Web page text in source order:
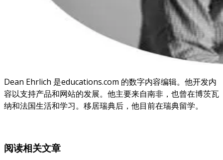
Dean Ehrlich 是educations.com 的数字内容编辑。他开发内
容以支持产品和网站的发展。他主要来自南非，也曾在博茨瓦
纳和法国生活和学习。移居瑞典后，他目前在瑞典留学。
阅读相关文章